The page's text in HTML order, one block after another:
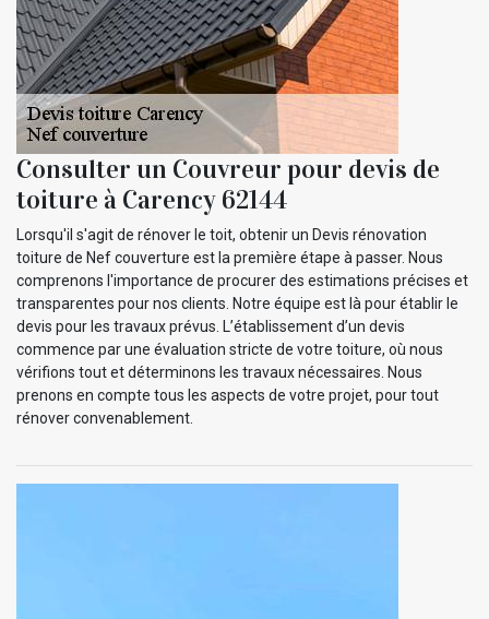
Consulter un Couvreur pour devis de
toiture à Carency 62144
Lorsqu'il s'agit de rénover le toit, obtenir un Devis rénovation
toiture de Nef couverture est la première étape à passer. Nous
comprenons l'importance de procurer des estimations précises et
transparentes pour nos clients. Notre équipe est là pour établir le
devis pour les travaux prévus. L’établissement d’un devis
commence par une évaluation stricte de votre toiture, où nous
vérifions tout et déterminons les travaux nécessaires. Nous
prenons en compte tous les aspects de votre projet, pour tout
rénover convenablement.